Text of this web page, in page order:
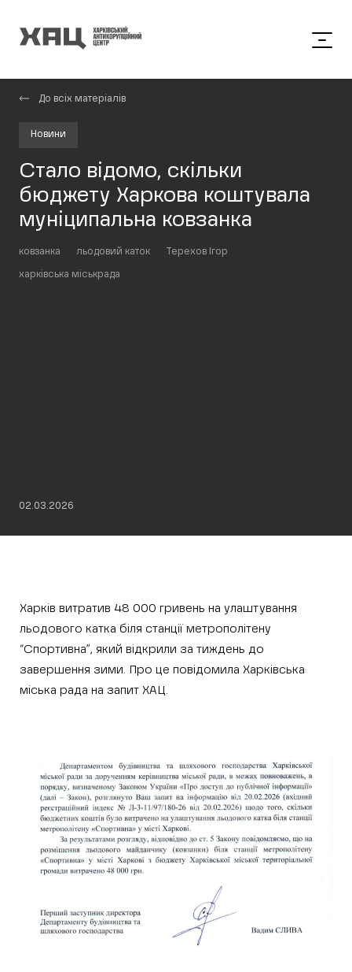
До всіх матеріалів
Новини
Стало відомо, скільки
бюджету Харкова коштувала
муніципальна ковзанка
ковзанка льодовий каток Терехов Ігор
харківська міськрада
02.03.2026
Харків витратив 48 000 гривень на улаштування
льодового катка біля станції метрополітену
“Спортивна”, який відкрили за тиждень до
завершення зими. Про це повідомила Харківська
міська рада на запит ХАЦ.